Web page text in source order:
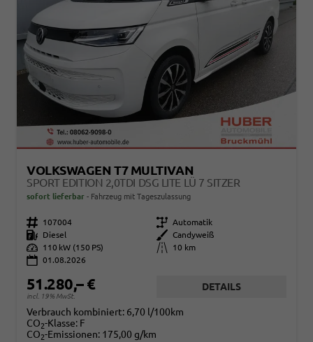
VOLKSWAGEN T7 MULTIVAN
SPORT EDITION 2,0TDI DSG LITE LÜ 7 SITZER
sofort lieferbar Fahrzeug mit Tageszulassung
Fahrzeugnr. 107004 Getriebe Automatik
Kraftstoff
Diesel Außenfarbe
Candyweiß
Leistung
110 kW (150 PS) Kilometerstand
10 km
01.08.2026
51.280,– €
incl. 19% MwSt.
DETAILS
Verbrauch kombiniert: 6,70 l/100km
CO2-Klasse: F
CO2-Emissionen: 175,00 g/km